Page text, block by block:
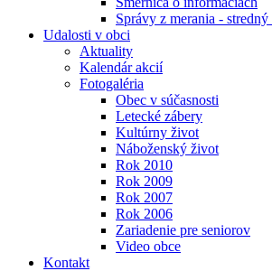
Správy z merania -
Udalosti v obci
Aktuality
Kalendár akcií
Fotogaléria
Obec v súčasnosti
Letecké zábery
Kultúrny život
Náboženský život
Rok 2010
Rok 2009
Rok 2007
Rok 2006
Zariadenie pre seniorov
Video obce
Kontakt